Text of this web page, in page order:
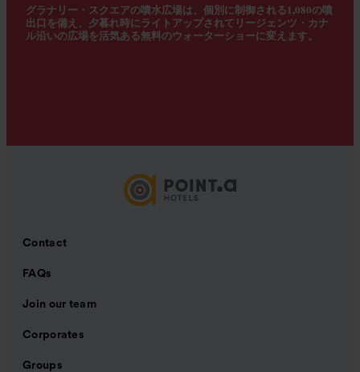
グラナリー・スクエアの噴水広場は、個別に制御される1,080の噴
出口を備え、夕暮れ時にライトアップされてリージェンツ・カナ
ル沿いの広場を活気ある無料のウォーターショーに変えます。
Contact
FAQs
Join our team
Corporates
Groups